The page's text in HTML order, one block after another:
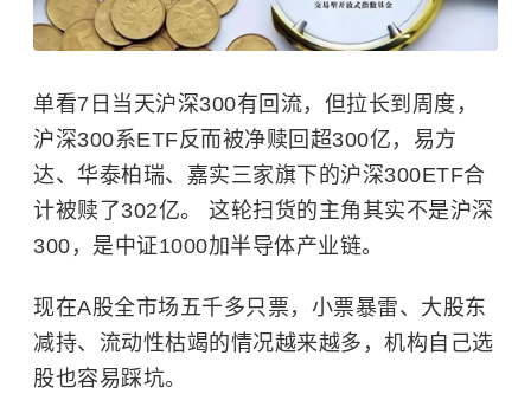
单看7日当天沪深300有回流，但拉长到周度，
沪深300系ETF反而被净赎回超300亿，易方
达、华泰柏瑞、嘉实三家旗下的沪深300ETF合
计被赎了302亿。 这轮扫货的主角其实不是沪深
300，是中证1000加半导体产业链。
现在A股全市场五千多只票，小票暴雷、大股东
减持、流动性枯竭的情况越来越多，机构自己选
股也容易踩坑。